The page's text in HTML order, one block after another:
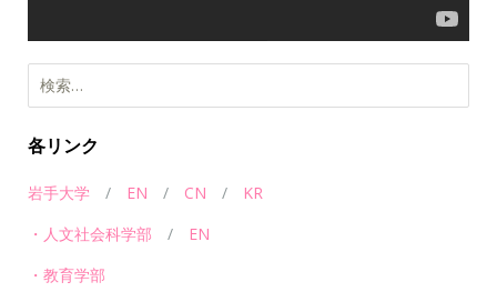
索:
各リンク
岩手大学 / EN / CN / KR
・人文社会科学部 / EN
・教育学部